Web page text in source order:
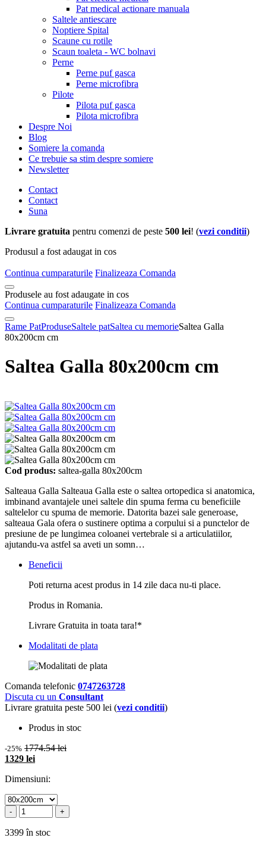
Pat medical actionare manuala
Saltele antiescare
Noptiere Spital
Scaune cu rotile
Scaun toaleta - WC bolnavi
Perne
Perne puf gasca
Perne microfibra
Pilote
Pilota puf gasca
Pilota microfibra
Despre Noi
Blog
Somiere la comanda
Ce trebuie sa stim despre somiere
Newsletter
Contact
Contact
Suna
Livrare gratuita pentru comenzi de peste 500 lei! (vezi conditii)
Produsul a fost adaugat in cos
Continua cumparaturile Finalizeaza Comanda
Produsele au fost adaugate in cos
Continua cumparaturile Finalizeaza Comanda
Rame PatProduseSaltele patSaltea cu memorieSaltea Galla
80x200cm cm
Saltea Galla 80x200cm cm
Cod produs: saltea-galla 80x200cm
Salteaua Galla Salteaua Galla este o saltea ortopedica si anatomica,
imbinand avantajele unei saltele din spuma ferma cu beneficiile
saltelelor cu spuma de memorie. Datorita bazei sale generoase,
salteaua Gala ofera o sustinere optima a corpului si a punctelor de
presiune de pe lungimea coloanei vertebrale si a articulatiilor,
ajutandu-va astfel sa aveti un somn…
Beneficii
Poti returna acest produs in 14 zile daca nu-ti place.
Produs in Romania.
Livrare Gratuita in toata tara!*
Modalitati de plata
Comanda telefonic 0747263728
Discuta cu un Consultant
Livrare gratuita peste 500 lei (vezi conditii)
Produs in stoc
-25% 1774.54 lei
1329 lei
Dimensiuni:
- +
3399 în stoc